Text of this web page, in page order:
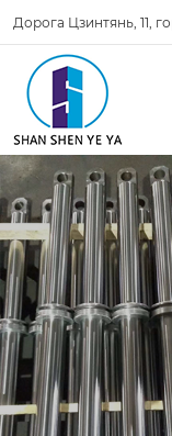
Дорога Цзинтянь, 11,